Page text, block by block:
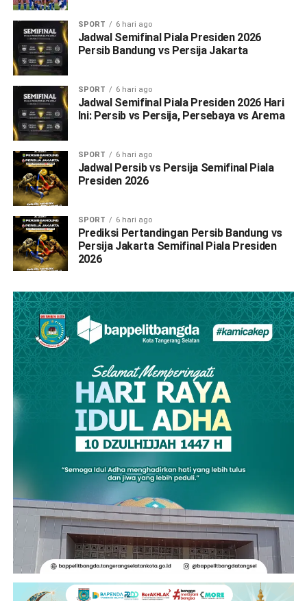
SPORT 6 hari ago
Jadwal Semifinal Piala Presiden 2026
Persib Bandung vs Persija Jakarta
SPORT 6 hari ago
Jadwal Semifinal Piala Presiden 2026 Hari
Ini: Persib vs Persija, Persebaya vs Arema
SPORT 6 hari ago
Jadwal Persib vs Persija Semifinal Piala
Presiden 2026
SPORT 6 hari ago
Prediksi Pertandingan Persib Bandung vs
Persija Jakarta Semifinal Piala Presiden
2026